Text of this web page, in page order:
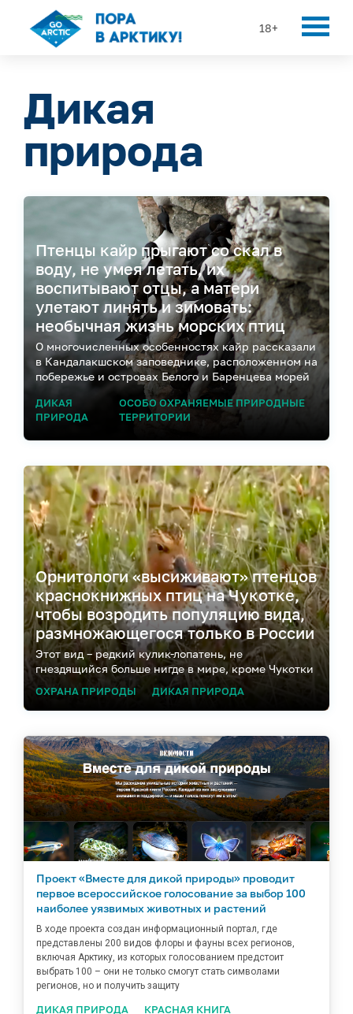
18+
Дикая
природа
Птенцы кайр прыгают со скал в
воду, не умея летать, их
воспитывают отцы, а матери
улетают линять и зимовать:
необычная жизнь морских птиц
О многочисленных особенностях кайр рассказали
в Кандалакшском заповеднике, расположенном на
побережье и островах Белого и Баренцева морей
ДИКАЯ
ПРИРОДА
ОСОБО ОХРАНЯЕМЫЕ ПРИРОДНЫЕ
ТЕРРИТОРИИ
Орнитологи «высиживают» птенцов
краснокнижных птиц на Чукотке,
чтобы возродить популяцию вида,
размножающегося только в России
Этот вид – редкий кулик-лопатень, не
гнездящийся больше нигде в мире, кроме Чукотки
ОХРАНА ПРИРОДЫ ДИКАЯ ПРИРОДА
Проект «Вместе для дикой природы» проводит
первое всероссийское голосование за выбор 100
наиболее уязвимых животных и растений
В ходе проекта создан информационный портал, где
представлены 200 видов флоры и фауны всех регионов,
включая Арктику, из которых голосованием предстоит
выбрать 100 – они не только смогут стать символами
регионов, но и получить защиту
ДИКАЯ ПРИРОДА КРАСНАЯ КНИГА